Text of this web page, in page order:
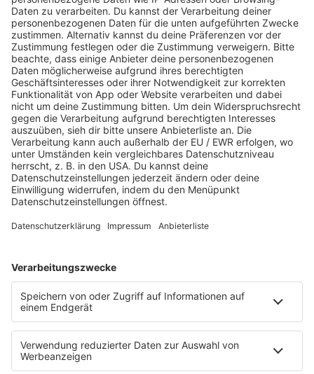
JETZT ABSPIELEN
CARNIE AND WENDY WILSON mit HEY SANTA!